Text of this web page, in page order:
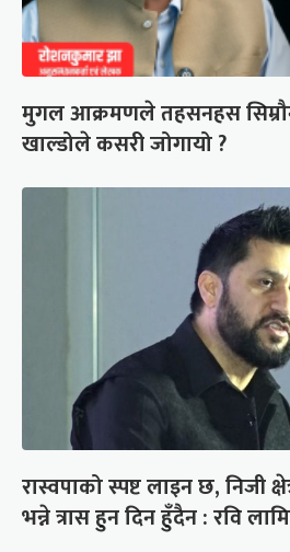
मुगल आक्रमणले तहसनहस
खाल्डोले कसरी जोगायो ?
रास्वपाको स्पष्ट लाइन छ, निजी
भन्ने त्रास हुन दिन हुँदैन : रवि